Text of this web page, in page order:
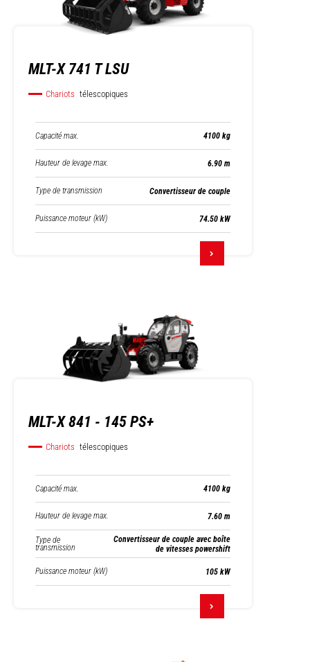
MLT-X 741 T LSU
Chariots télescopiques
Capacité max. 4100 kg
Hauteur de levage max. 6.90 m
Type de transmission Convertisseur de couple
Puissance moteur (kW) 74.50 kW
MLT-X 841 - 145 PS+
Chariots télescopiques
Capacité max. 4100 kg
Hauteur de levage max. 7.60 m
Type de
transmission
Convertisseur de couple avec boîte
de vitesses powershift
Puissance moteur (kW) 105 kW